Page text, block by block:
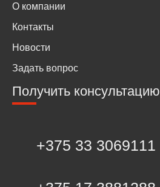
О компании
Контакты
Новости
Задать вопрос
Получить консультацию
+375 33 3069111